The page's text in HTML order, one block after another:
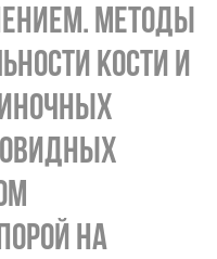
МЕТОДЫ
КОСТИ И
НА